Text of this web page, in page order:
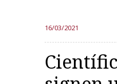
16/03/2021